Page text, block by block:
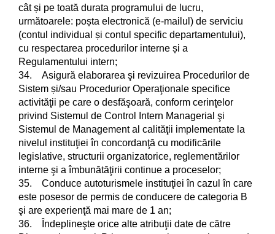
cât și pe toată durata programului de lucru,
următoarele: poșta electronică (e-mailul) de serviciu
(contul individual și contul specific departamentului),
cu respectarea procedurilor interne și a
Regulamentului intern;
34. Asigură elaborarea şi revizuirea Procedurilor de
Sistem și/sau Procedurior Operaţionale specifice
activităţii pe care o desfăşoară, conform cerinţelor
privind Sistemul de Control Intern Managerial şi
Sistemul de Management al calităţii implementate la
nivelul instituţiei în concordanţă cu modificările
legislative, structurii organizatorice, reglementărilor
interne şi a îmbunătăţirii continue a proceselor;
35. Conduce autoturismele instituţiei în cazul în care
este posesor de permis de conducere de categoria B
şi are experienţă mai mare de 1 an;
36. Îndeplineşte orice alte atribuţii date de către